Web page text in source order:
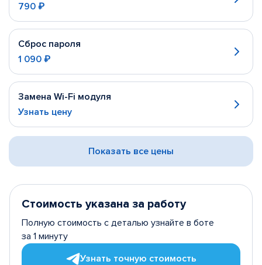
790 ₽
Сброс пароля
1 090 ₽
Замена Wi-Fi модуля
Узнать цену
Показать все цены
Стоимость указана за работу
Полную стоимость с деталью узнайте в боте
за 1 минуту
Узнать точную стоимость